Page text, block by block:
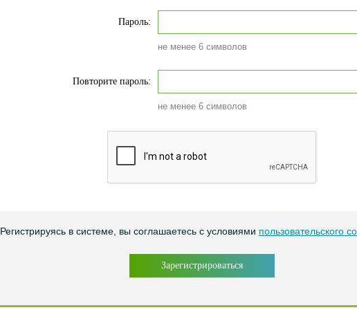
Пароль:
не менее 6 символов
Повторите пароль:
не менее 6 символов
Регистрируясь в системе, вы соглашаетесь с условиями пользовательского
Зарегистрироваться